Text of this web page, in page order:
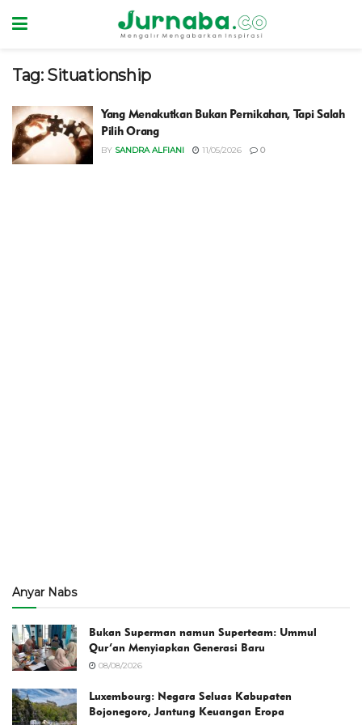
Tag: Situationship
Yang Menakutkan Bukan Pernikahan, Tapi Salah
Pilih Orang
BY SANDRA ALFIANI 11/05/2026 0
Anyar Nabs
Bukan Superman namun Superteam: Ummul
Qur’an Menyiapkan Generasi Baru
08/08/2026
Luxembourg: Negara Seluas Kabupaten
Bojonegoro, Jantung Keuangan Eropa